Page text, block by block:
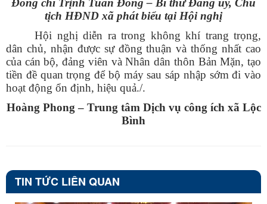
Đồng chí Trịnh Tuấn Đông – Bí thư Đảng ủy, Chủ
tịch HĐND xã phát biểu tại Hội nghị
Hội nghị diễn ra trong không khí trang trọng,
dân chủ, nhận được sự đồng thuận và thống nhất cao
của cán bộ, đảng viên và Nhân dân thôn Bản Mặn, tạo
tiền đề quan trọng để bộ máy sau sáp nhập sớm đi vào
hoạt động ổn định, hiệu quả./.
Hoàng Phong – Trung tâm Dịch vụ công ích xã Lộc
Bình
TIN TỨC LIÊN QUAN